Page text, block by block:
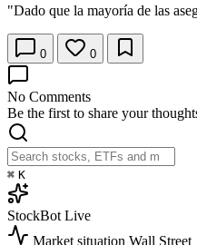
"Dado que la mayoría de las
0 0
No Comments
Be the first to share your
⌘ K
StockBot Live
Market situation Wall Street